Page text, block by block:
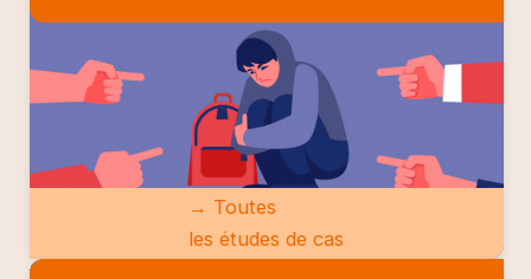
→ Toutes
les études de cas